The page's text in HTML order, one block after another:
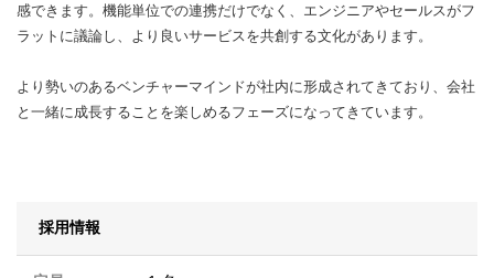
感できます。機能単位での連携だけでなく、エンジニアやセールスがフ
ラットに議論し、より良いサービスを共創する文化があります。
より勢いのあるベンチャーマインドが社内に形成されてきており、会社
と一緒に成長することを楽しめるフェーズになってきています。
採用情報